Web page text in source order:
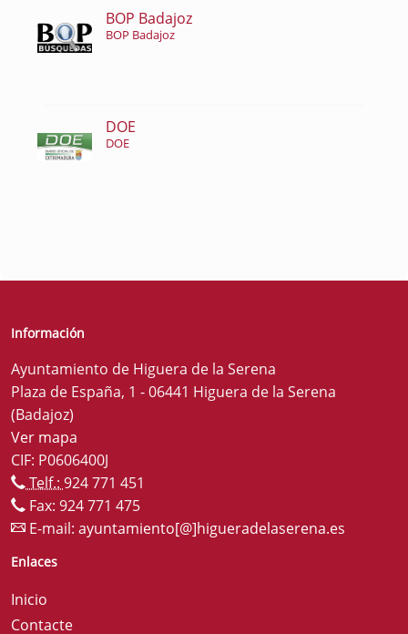
BOP Badajoz
BOP Badajoz
DOE
DOE
Información
Ayuntamiento de Higuera de la Serena
Plaza de España, 1 - 06441 Higuera de la Serena
(Badajoz)
Ver mapa
CIF: P0606400J
Telf.: 924 771 451
Fax: 924 771 475
E-mail: ayuntamiento[@]higueradelaserena.es
Enlaces
Inicio
Contacte